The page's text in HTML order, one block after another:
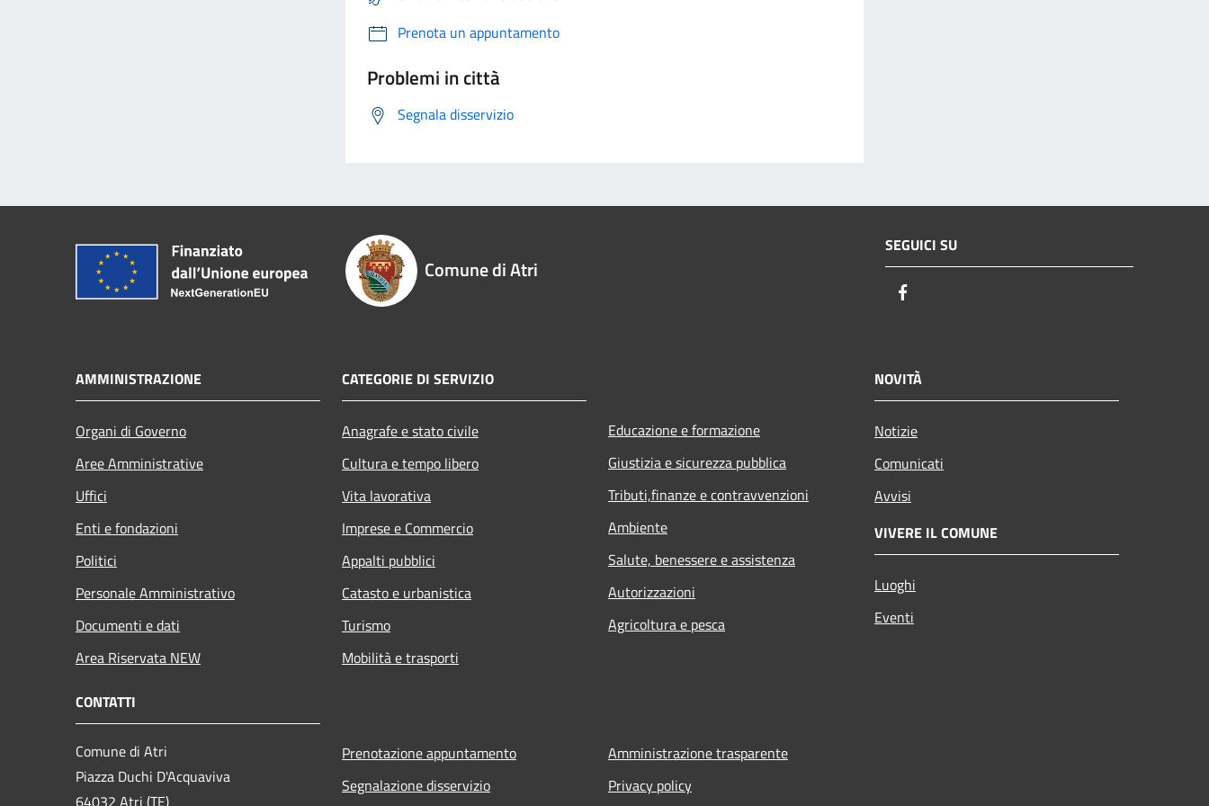
Prenota un appuntamento
Problemi in città
Segnala disservizio
Comune di Atri
SEGUICI SU
AMMINISTRAZIONE
Organi di Governo
Aree Amministrative
Uffici
Enti e fondazioni
Politici
Personale Amministrativo
Documenti e dati
Area Riservata NEW
CATEGORIE DI SERVIZIO
Anagrafe e stato civile
Cultura e tempo libero
Vita lavorativa
Imprese e Commercio
Appalti pubblici
Catasto e urbanistica
Turismo
Mobilità e trasporti
Educazione e formazione
Giustizia e sicurezza pubblica
Tributi,finanze e contravvenzioni
Ambiente
Salute, benessere e assistenza
Autorizzazioni
Agricoltura e pesca
NOVITÀ
Notizie
Comunicati
Avvisi
VIVERE IL COMUNE
Luoghi
Eventi
CONTATTI
Comune di Atri
Piazza Duchi D'Acquaviva
64032 Atri (TE)
Prenotazione appuntamento
Segnalazione disservizio
Amministrazione trasparente
Privacy policy